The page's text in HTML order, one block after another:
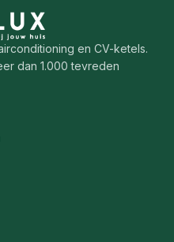
en CV-ketels.
dan 1.000 tevreden